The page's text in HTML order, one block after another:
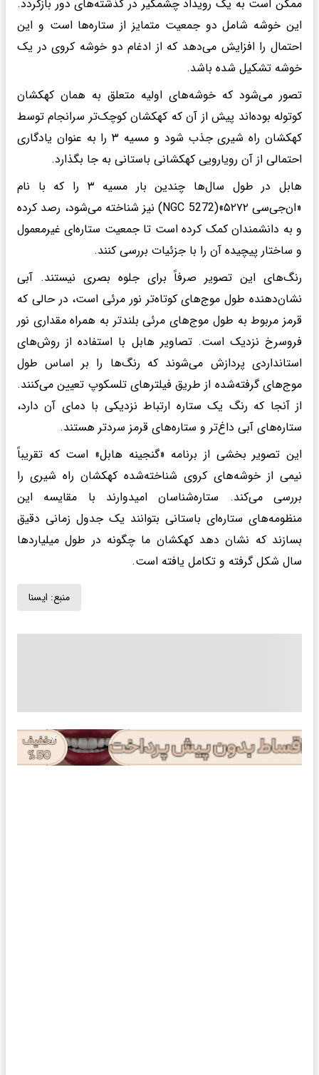
ممکن است به یک رویداد چشمگیر در گذشته‌های دور بازگردد.
این خوشه شامل دو جمعیت متمایز از ستاره‌ها است و این
احتمال را افزایش می‌دهد که از ادغام دو خوشه کروی در یک
خوشه تشکیل شده باشد.
تصور می‌شود که خوشه‌های اولیه متعلق به همان کهکشان
کوتوله بوده‌اند پیش از آن که کهکشان کوچک‌تر سرانجام توسط
کهکشان راه شیری جذب شود و مسیه ۳ را به عنوان یادگاری
احتمالی از آن رویارویی کهکشانی باستانی به جا بگذارد.
هابل در طول سال‌ها چندین بار مسیه ۳ را که با نام
«ان‌جی‌سی ۵۲۷۲»(NGC 5272) نیز شناخته می‌شود، رصد کرده
و به دانشمندان کمک کرده است تا جمعیت ستاره‌ای غیرمعمول
و ساختار پیچیده آن را با جزئیات بررسی کنند.
رنگ‌های این تصویر صرفاً برای جلوه بصری نیستند. آبی
نشان‌دهنده طول موج‌های کوتاه‌تر نور مرئی است، در حالی که
قرمز مربوط به طول موج‌های مرئی بلندتر به همراه مقداری نور
فروسرخ نزدیک است. تصاویر هابل با استفاده از روش‌های
استانداردی پردازش می‌شوند که رنگ‌ها را بر اساس طول
موج‌های گرفته‌شده از طریق فیلترهای تلسکوپ تعیین می‌کنند.
از آنجا که رنگ یک ستاره ارتباط نزدیکی با دمای آن دارد،
ستاره‌های آبی داغ‌تر و ستاره‌های قرمز سردتر هستند.
این تصویر بخشی از برنامه‌ «گنجینه‌ هابل» است که تقریباً
نیمی از خوشه‌های کروی شناخته‌شده‌ کهکشان راه شیری را
بررسی می‌کند. ستاره‌شناسان امیدوارند با مقایسه‌ این
منظومه‌های ستاره‌ای باستانی بتوانند یک جدول زمانی دقیق
بسازند که نشان دهد کهکشان ما چگونه در طول میلیاردها
سال شکل گرفته و تکامل یافته است.
منبع: ايسنا